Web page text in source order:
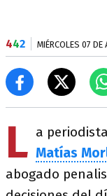
442 MIÉRCOLES 07 DE
L a periodista
Matías
abogado